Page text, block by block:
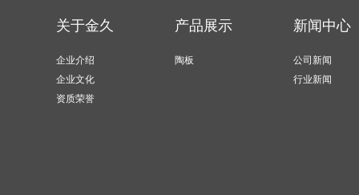
关于金久
企业介绍
企业文化
资质荣誉
产品展示
陶板
新闻中心
公司新闻
行业新闻